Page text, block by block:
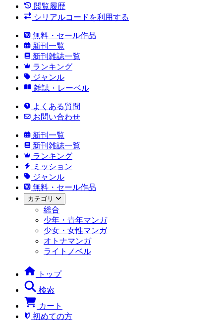
閲覧履歴
シリアルコードを利用する
無料・セール作品
新刊一覧
新刊雑誌一覧
ランキング
ジャンル
雑誌・レーベル
よくある質問
お問い合わせ
新刊一覧
新刊雑誌一覧
ランキング
ミッション
ジャンル
無料・セール作品
カテゴリ
総合
少年・青年マンガ
少女・女性マンガ
オトナマンガ
ライトノベル
トップ
検索
カート
初めての方